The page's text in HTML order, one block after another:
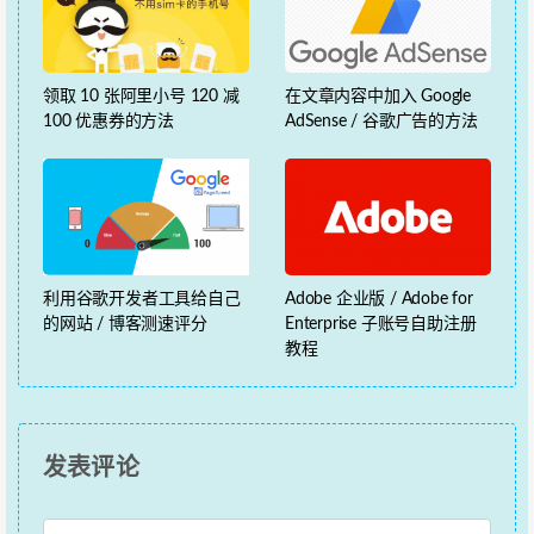
领取 10 张阿里小号 120 减
100 优惠券的方法
在文章内容中加入 Google
AdSense / 谷歌广告的方法
利用谷歌开发者工具给自己
的网站 / 博客测速评分
Adobe 企业版 / Adobe for
Enterprise 子账号自助注册
教程
发表评论